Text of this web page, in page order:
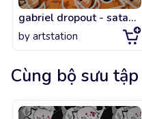
gabriel dropout - satania with a gun
by artstation
Cùng bộ sưu tập